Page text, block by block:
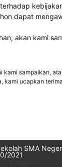
dapat
akan kami
kami sampaikan,
kami ucapkan
SMA
2021